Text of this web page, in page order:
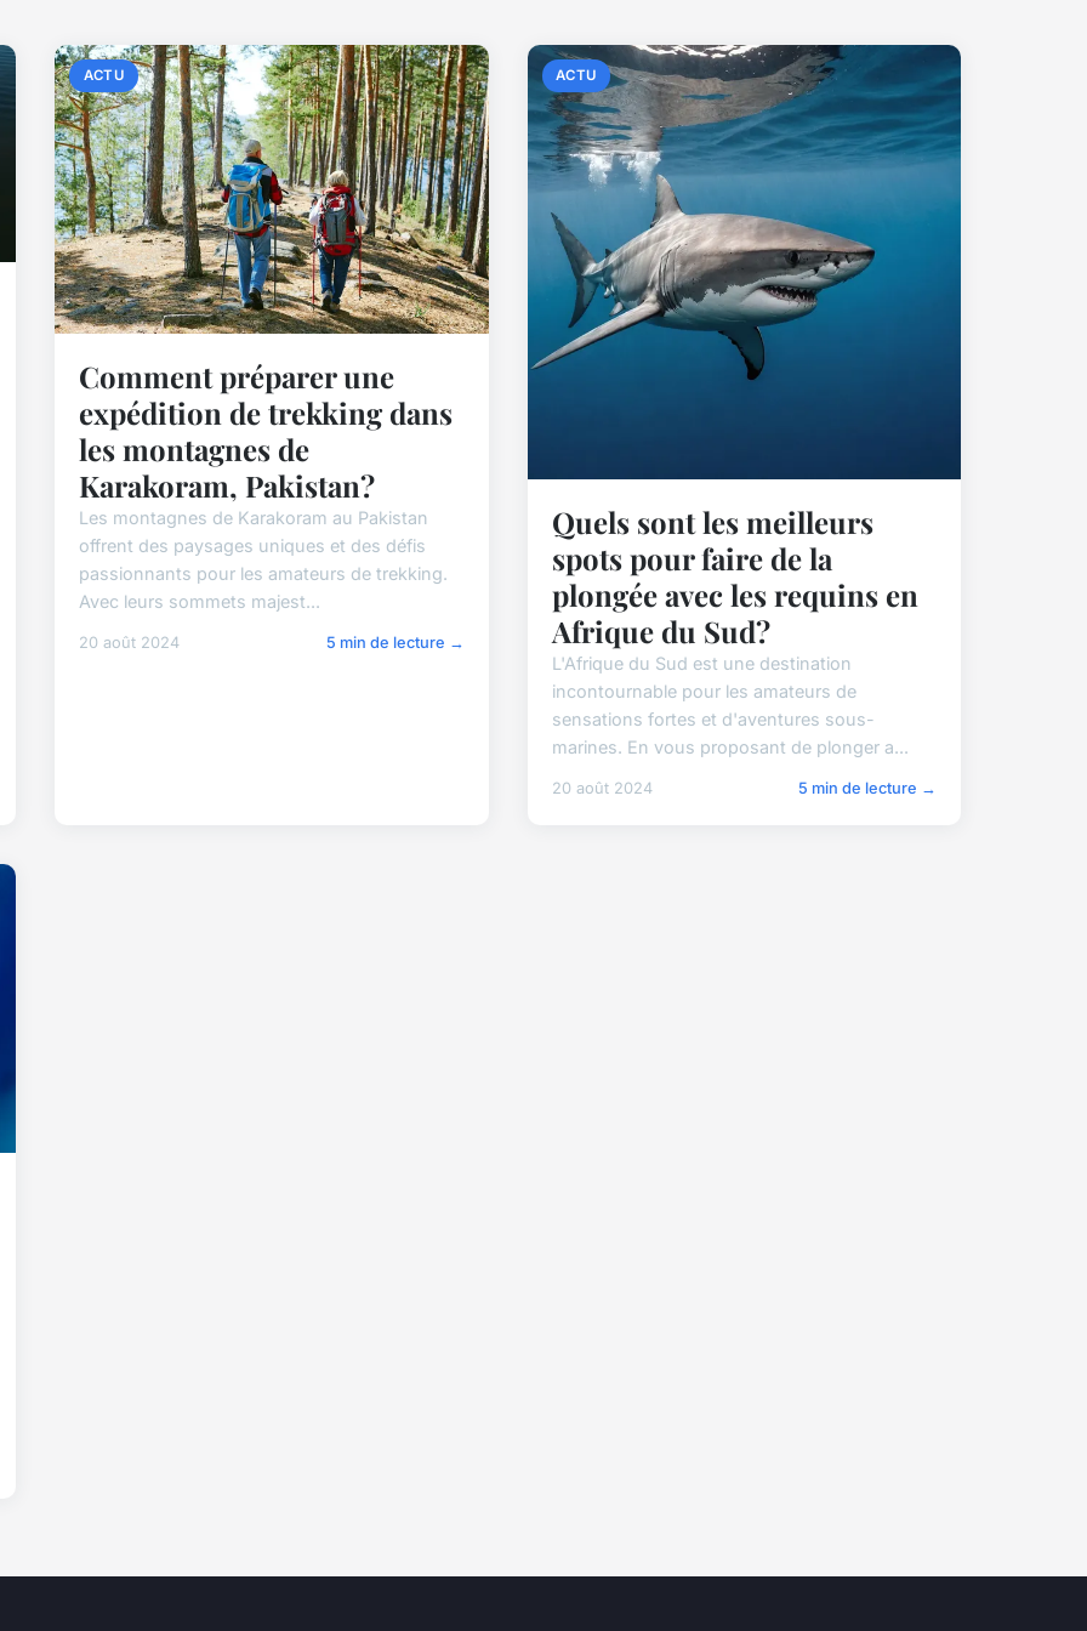
ACTU
Comment préparer une
expédition de trekking dans
les montagnes de
Karakoram, Pakistan?
Les montagnes de Karakoram au Pakistan
offrent des paysages uniques et des défis
passionnants pour les amateurs de trekking.
Avec leurs sommets majest...
20 août 2024 5 min de lecture →
ACTU
Quels sont les meilleurs
spots pour faire de la
plongée avec les requins en
Afrique du Sud?
L'Afrique du Sud est une destination
incontournable pour les amateurs de
sensations fortes et d'aventures sous-
marines. En vous proposant de plonger a...
20 août 2024 5 min de lecture →